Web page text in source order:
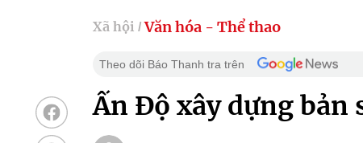
Xã hội / Văn hóa - Thể thao
Theo dõi Báo Thanh tra trên
Ấn Độ xây dựng bản